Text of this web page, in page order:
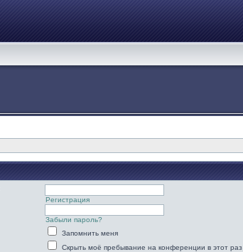
Регистрация
Забыли пароль?
Запомнить меня
Скрыть моё пребывание на конференции в этот раз